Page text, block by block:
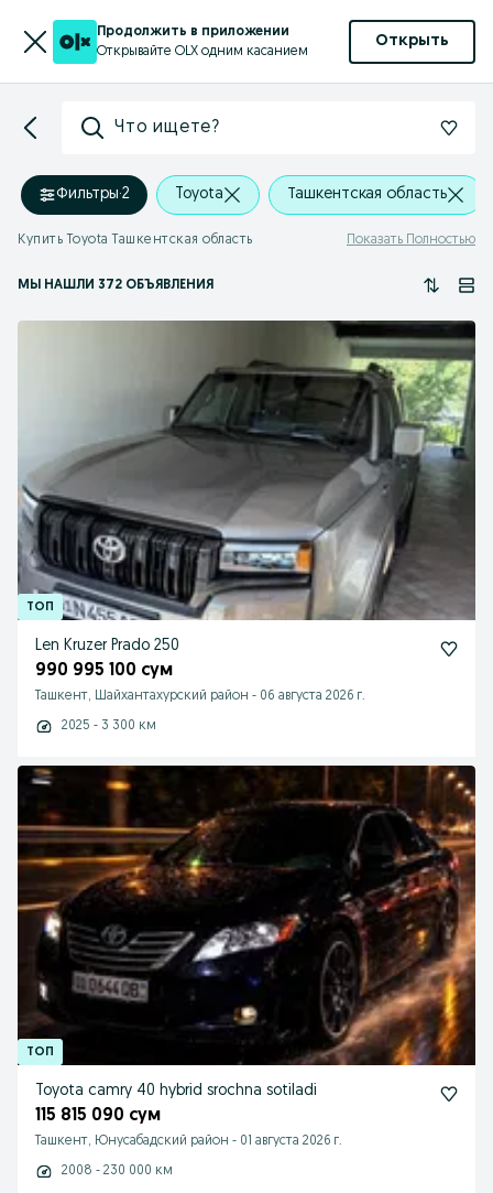
Продолжить в приложении
Открывайте OLX одним касанием
Открыть
Что ищете?
Фильтры·2 Toyota Ташкентская область
Купить Toyota Ташкентская область Показать Полностью
МЫ НАШЛИ 372 ОБЪЯВЛЕНИЯ
Len Kruzer Prado 250
990 995 100 сум
Ташкент, Шайхантахурский район - 06 августа 2026 г.
2025 - 3 300 км
Toyota camry 40 hybrid srochna sotiladi
115 815 090 сум
Ташкент, Юнусабадский район - 01 августа 2026 г.
2008 - 230 000 км